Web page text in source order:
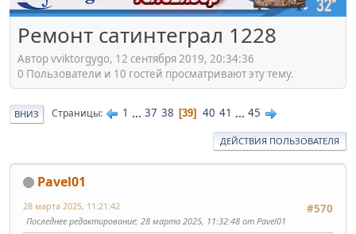
Ремонт сатинтеграл 1228
Автор vviktorgygo, 12 сентября 2019, 20:34:36
0 Пользователи и 10 гостей просматривают эту тему.
ВНИЗ Страницы 1 ... 37 38 39 40 41 ... 45
ДЕЙСТВИЯ ПОЛЬЗОВАТЕЛЯ
Pavel01
#570
28 марта 2025, 11:21:42
Последнее редактирование: 28 марта 2025, 11:32:48 от Pavel01